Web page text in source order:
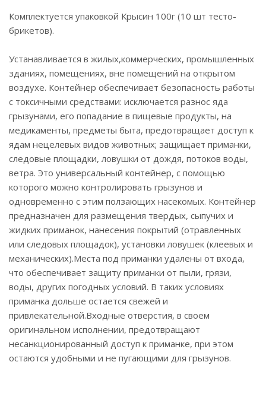
Комплектуется упаковкой Крысин 100г (10 шт тесто-
брикетов).
Устанавливается в жилых,коммерческих, промышленных
зданиях, помещениях, вне помещений на открытом
воздухе. Контейнер обеспечивает безопасность работы
с токсичными средствами: исключается разнос яда
грызунами, его попадание в пищевые продукты, на
медикаменты, предметы быта, предотвращает доступ к
ядам нецелевых видов животных; защищает приманки,
следовые площадки, ловушки от дождя, потоков воды,
ветра. Это универсальный контейнер, с помощью
которого можно контролировать грызунов и
одновременно с этим ползающих насекомых. Контейнер
предназначен для размещения твердых, сыпучих и
жидких приманок, нанесения покрытий (отравленных
или следовых площадок), установки ловушек (клеевых и
механических).Места под приманки удалены от входа,
что обеспечивает защиту приманки от пыли, грязи,
воды, других погодных условий. В таких условиях
приманка дольше остается свежей и
привлекательной.Входные отверстия, в своем
оригинальном исполнении, предотвращают
несанкционированный доступ к приманке, при этом
остаются удобными и не пугающими для грызунов.